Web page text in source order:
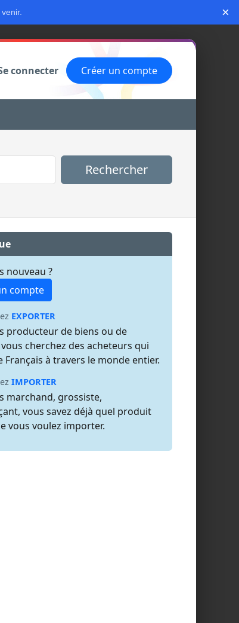
×
connecter Créer un compte
Rechercher
nouveau ?
compte
EXPORTER
producteur de biens ou de
cherchez des acheteurs qui
Français à travers le monde entier.
IMPORTER
marchand, grossiste,
vous savez déjà quel produit
vous voulez importer.